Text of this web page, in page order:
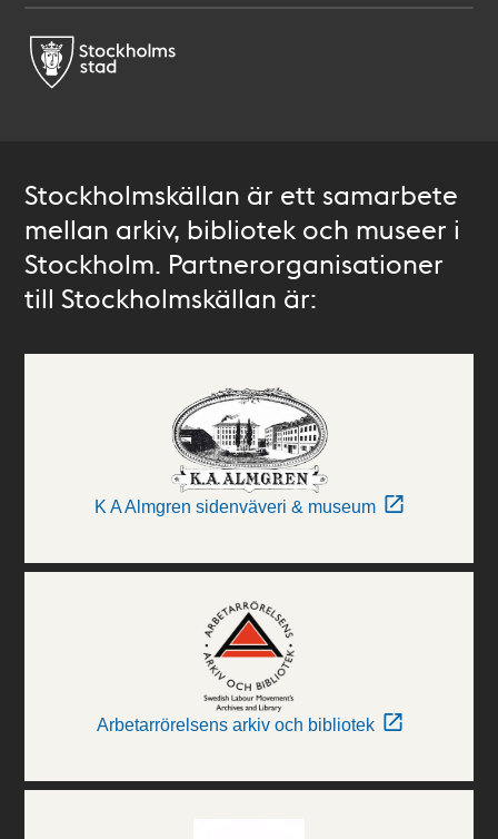
Stockholmskällan är ett samarbete
mellan arkiv, bibliotek och museer i
Stockholm. Partnerorganisationer
till Stockholmskällan är:
K A Almgren sidenväveri & museum
Arbetarrörelsens arkiv och bibliotek